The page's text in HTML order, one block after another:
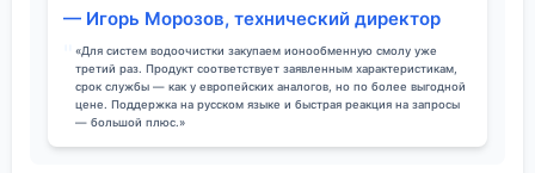
— Игорь Морозов, технический директор
«Для систем водоочистки закупаем ионообменную смолу уже
третий раз. Продукт соответствует заявленным характеристикам,
срок службы — как у европейских аналогов, но по более выгодной
цене. Поддержка на русском языке и быстрая реакция на запросы
— большой плюс.»